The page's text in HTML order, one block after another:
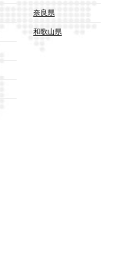
奈良県
和歌山県